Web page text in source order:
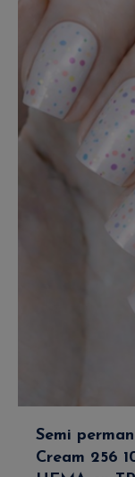
Semi
Cream 256